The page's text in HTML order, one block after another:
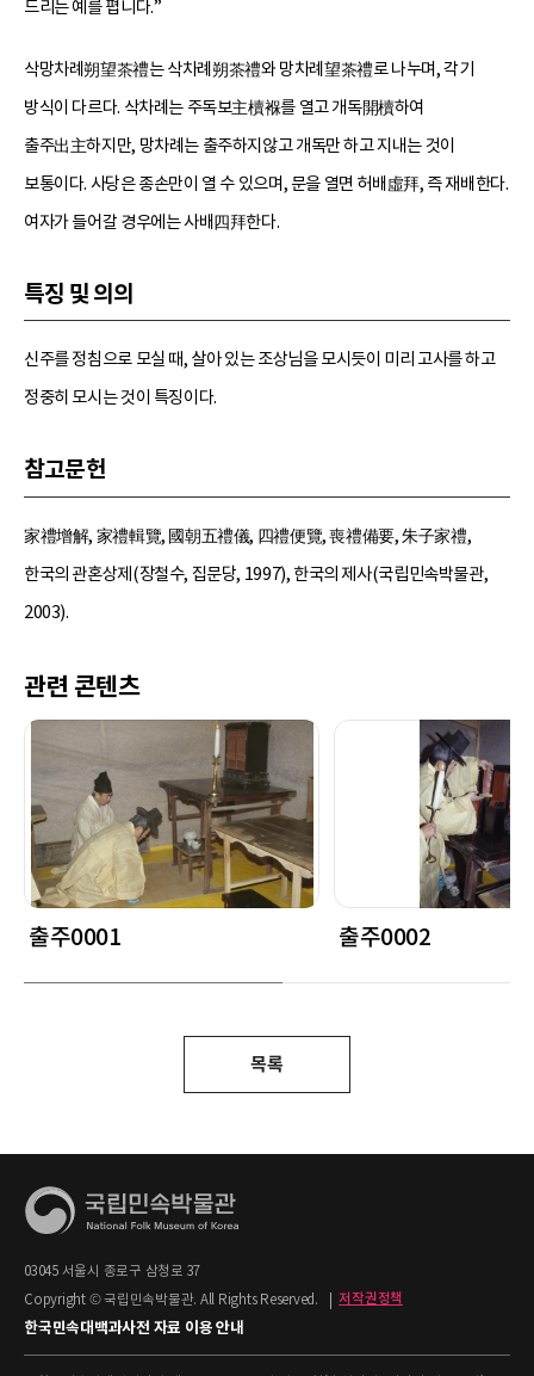
드리는 예를 폅니다.”
삭망차례朔望茶禮는 삭차례朔茶禮와 망차례望茶禮로 나누며, 각기
방식이 다르다. 삭차례는 주독보主櫝褓를 열고 개독開櫝하여
출주出主하지만, 망차례는 출주하지않고 개독만 하고 지내는 것이
보통이다. 사당은 종손만이 열 수 있으며, 문을 열면 허배虛拜, 즉 재배한다.
여자가 들어갈 경우에는 사배四拜한다.
특징 및 의의
신주를 정침으로 모실 때, 살아 있는 조상님을 모시듯이 미리 고사를 하고
정중히 모시는 것이 특징이다.
참고문헌
家禮增解, 家禮輯覽, 國朝五禮儀, 四禮便覽, 喪禮備要, 朱子家禮,
한국의 관혼상제(장철수, 집문당, 1997), 한국의 제사(국립민속박물관,
2003).
관련 콘텐츠
출주0001 출주0002
목록
03045 서울시 종로구 삼청로 37
Copyright © 국립민속박물관. All Rights Reserved.
저작권정책
한국민속대백과사전 자료 이용 안내